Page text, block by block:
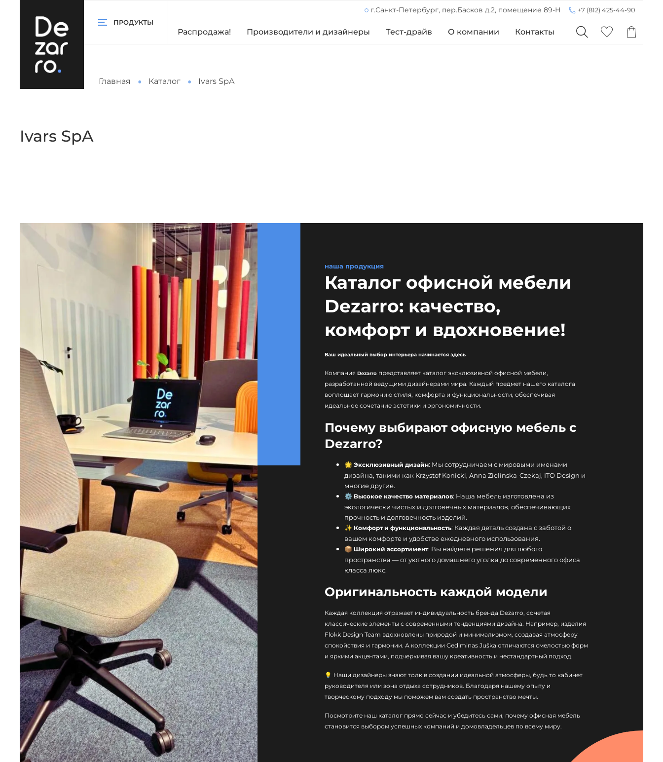
ПРОДУКТЫ
г.Санкт-Петербург, пер.Басков д.2, помещение 89-Н +7 (812) 425-44-90
Распродажа! Производители и дизайнеры Тест-драйв О компании Контакты
Главная Каталог Ivars SpA
Ivars SpA
наша продукция
Каталог офисной мебели
Dezarro: качество,
комфорт и вдохновение!
Ваш идеальный выбор интерьера начинается здесь
Компания Dezarroпредставляет каталог эксклюзивной офисной мебели,
разработанной ведущими дизайнерами мира. Каждый предмет нашего каталога
воплощает гармонию стиля, комфорта и функциональности, обеспечивая
идеальное сочетание эстетики и эргономичности.
Почему выбирают офисную мебель с
Dezarro?
🌟 Эксклюзивный дизайн: Мы сотрудничаем с мировыми именами
дизайна, такими как Krzystof Konicki, Anna Zielinska-Czekaj, ITO Design и
многие другие.
⚙️ Высокое качество материалов: Наша мебель изготовлена из
экологически чистых и долговечных материалов, обеспечивающих
прочность и долговечность изделий.
✨ Комфорт и функциональность: Каждая деталь создана с заботой о
вашем комфорте и удобстве ежедневного использования.
📦 Широкий ассортимент: Вы найдете решения для любого
пространства — от уютного домашнего уголка до современного офиса
класса люкс.
Оригинальность каждой модели
Каждая коллекция отражает индивидуальность бренда Dezarro, сочетая
классические элементы с современными тенденциями дизайна. Например, изделия
Flokk Design Team вдохновлены природой и минимализмом, создавая атмосферу
спокойствия и гармонии. А коллекции Gediminas Juška отличаются смелостью форм
и яркими акцентами, подчеркивая вашу креативность и нестандартный подход.
💡 Наши дизайнеры знают толк в создании идеальной атмосферы, будь то кабинет
руководителя или зона отдыха сотрудников. Благодаря нашему опыту и
творческому подходу мы поможем вам создать пространство мечты.
Посмотрите наш каталог прямо сейчас и убедитесь сами, почему офисная мебель
становится выбором успешных компаний и домовладельцев по всему миру.